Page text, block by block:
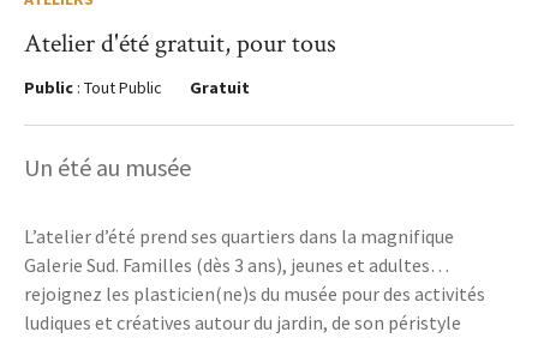
Atelier d'été gratuit, pour tous
Public : Tout Public Gratuit
Un été au musée
L’atelier d’été prend ses quartiers dans la magnifique
Galerie Sud. Familles (dès 3 ans), jeunes et adultes…
rejoignez les plasticien(ne)s du musée pour des activités
ludiques et créatives autour du jardin, de son péristyle